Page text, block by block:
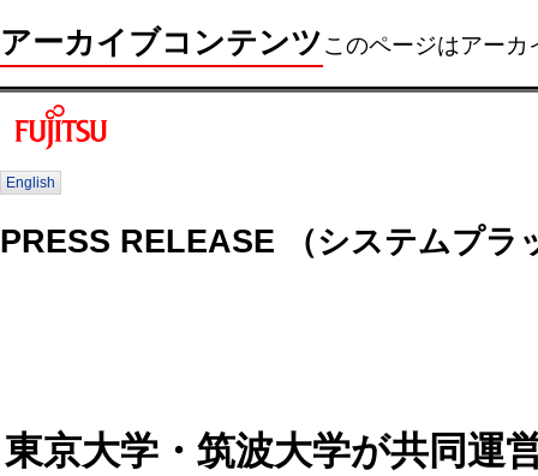
アーカイブコンテンツこのページはアー
English
PRESS RELEASE （システムプラ
東京大学・筑波大学が共同運